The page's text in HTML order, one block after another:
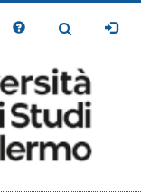
Toggle